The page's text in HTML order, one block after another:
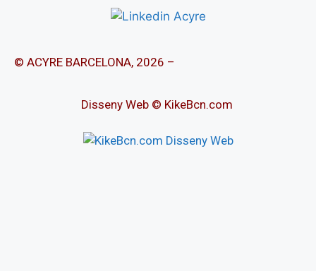
© ACYRE BARCELONA, 2026 –
Disseny Web © KikeBcn.com